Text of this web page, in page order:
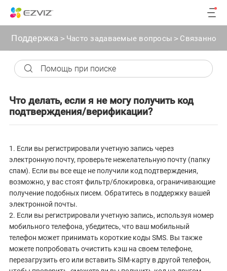
Поддержка > Часто задаваемые вопросы > Связанное
Что делать, если я не могу получить код
подтверждения/верификации?
1. Если вы регистрировали учетную запись через
электронную почту, проверьте нежелательную почту (папку
спам). Если вы все еще не получили код подтверждения,
возможно, у вас стоят фильтр/блокировка, ограничивающие
получение подобных писем. Обратитесь в поддержку вашей
электронной почты.
2. Если вы регистрировали учетную запись, используя номер
мобильного телефона, убедитесь, что ваш мобильный
телефон может принимать короткие коды SMS. Вы также
можете попробовать очистить кэш на своем телефоне,
перезагрузить его или вставить SIM-карту в другой телефон,